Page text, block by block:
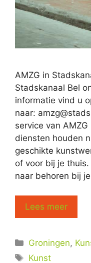
AMZG in
Stadskanaal Bel
informatie vind u
naar:
service van
diensten houden
geschikte
of voor bij je
naar behoren bij
Lees meer
Categorieën
Groningen,
Tags
Kunst